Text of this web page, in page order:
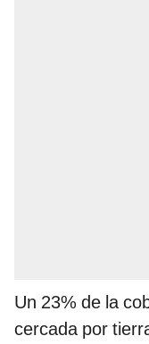
Un 23% de la
cercada por